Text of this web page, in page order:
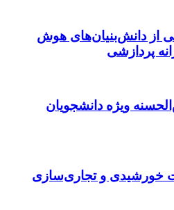
از دانش‌بنیان‌های هوش
پردازشی
ویژه دانشجویان
خورشیدی و تجاری‌سازی